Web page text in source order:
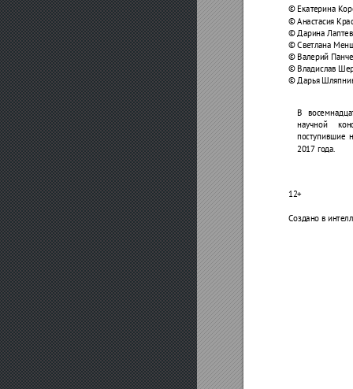
В
научной
поступившие
2017года.
12+